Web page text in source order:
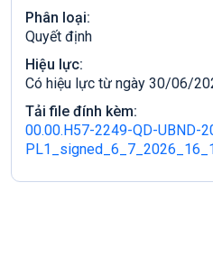
Phân loại:
Quyết định
Hiệu lực:
Có hiệu lực từ ngày 30/06/
Tải file đính kèm:
00.00.H57-2249-QD-UBND-